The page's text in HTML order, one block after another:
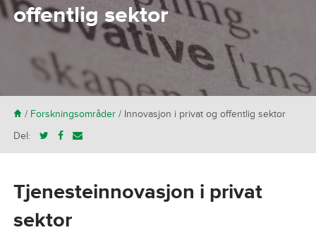
offentlig sektor
H/ Forskningsområder/ Innovasjon i privat og offentlig sektor
Del:
Tjenesteinnovasjon i privat
sektor